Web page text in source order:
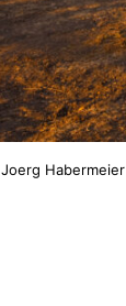
Joerg Habermeier